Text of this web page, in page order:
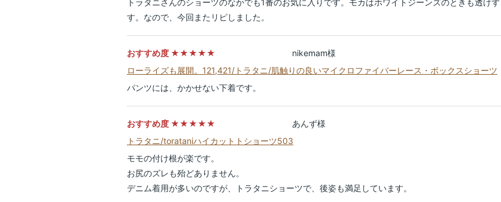
トラタニさんのショーツのなかでも1番のお気に入りです。モカはホワイトジーンズのときも透け
す。なので、今回またリピしました。
おすすめ度 ★★★★★
nikemam様
ローライズも展開。121,421/トラタニ/肌触りの良いマイクロファイバーレース・ボックスショーツ
パンツには、かかせない下着です。
おすすめ度 ★★★★★
あんず様
トラタニ/torataniハイカットトショーツ503
モモの付け根が楽です。
お尻のズレも殆どありません。
デニム着用が多いのですが、トラタニショーツで、後姿も満足しています。